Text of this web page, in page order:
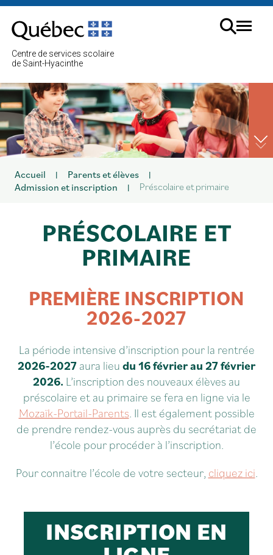
au
contenu
Centre de services scolaire
de Saint-Hyacinthe
site
Menu
Accueil | Parents et élèves |
Admission et inscription | Préscolaire et primaire
PRÉSCOLAIRE ET
PRIMAIRE
PREMIÈRE INSCRIPTION
2026-2027
La période intensive d’inscription pour la rentrée
2026-2027 aura lieu du 16 février au 27 février
2026. L’inscription des nouveaux élèves au
préscolaire et au primaire se fera en ligne via le
Mozaïk-Portail-Parents. Il est également possible
de prendre rendez-vous auprès du secrétariat de
l’école pour procéder à l’inscription.
Pour connaitre l’école de votre secteur, cliquez ici.
INSCRIPTION EN